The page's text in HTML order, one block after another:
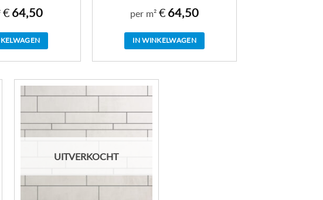
€ 64,50 per m²€ 64,50
IN WINKELWAGEN
UITVERKOCHT